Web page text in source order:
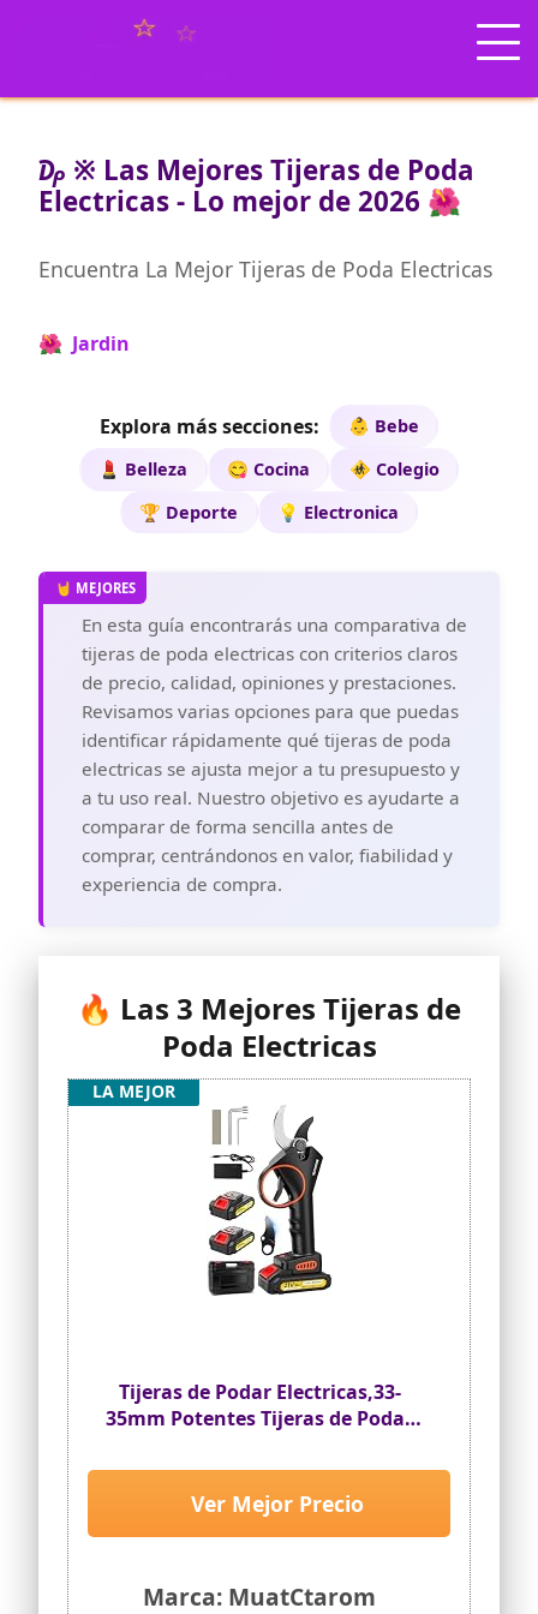
₯ ※ Las Mejores Tijeras de Poda
Electricas - Lo mejor de 2026 🌺
Encuentra La Mejor Tijeras de Poda Electricas
🌺 Jardin
Explora más secciones:
👶 Bebe
💄 Belleza
😋 Cocina
🚸 Colegio
🏆 Deporte
💡 Electronica
En esta guía encontrarás una comparativa de
tijeras de poda electricas con criterios claros
de precio, calidad, opiniones y prestaciones.
Revisamos varias opciones para que puedas
identificar rápidamente qué tijeras de poda
electricas se ajusta mejor a tu presupuesto y
a tu uso real. Nuestro objetivo es ayudarte a
comparar de forma sencilla antes de
comprar, centrándonos en valor, fiabilidad y
experiencia de compra.
🔥 Las 3 Mejores Tijeras de
Poda Electricas
Tijeras de Podar Electricas,33-
35mm Potentes Tijeras de Podar
Larga Duración,
Silenciosa,Podadoras
Profesionales sin Escobillas para
Marca: MuatCtarom
Ver Mejor Precio
LA MEJOR